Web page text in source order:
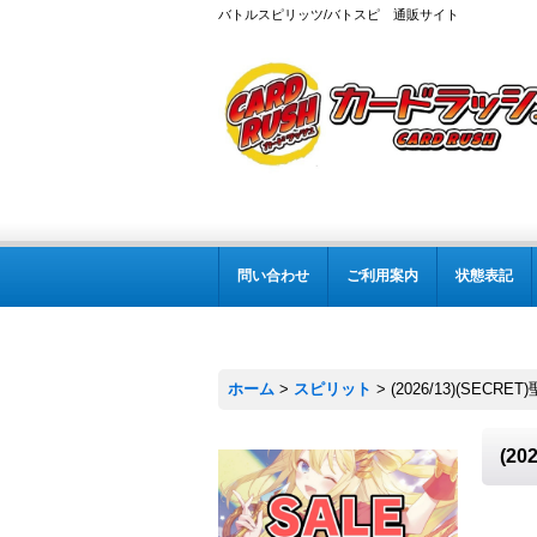
バトルスピリッツ/バトスピ 通販サイト
問い合わせ ご利用案内 状態表記
ホーム > スピリット > (2026/13)(SECRET)